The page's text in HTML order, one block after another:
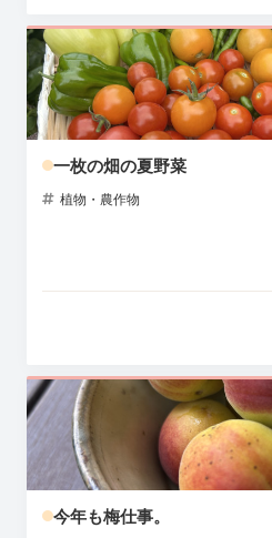
一枚の畑の夏野菜
植物・農作物
今年も梅仕事。